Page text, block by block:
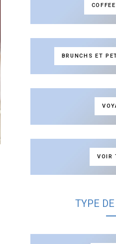
BRUNCHS ET
VOIR
TYPE